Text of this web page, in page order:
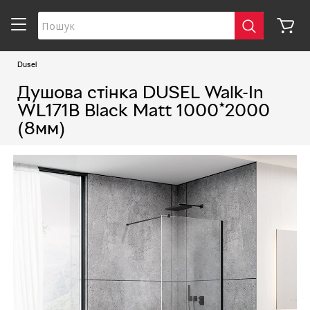
Dusel
Душова стінка DUSEL Walk-In
WL171В Black Matt 1000*2000
(8мм)